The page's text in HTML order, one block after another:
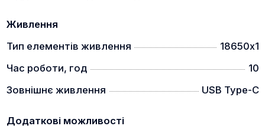
зі змінними акумуляторними батареями 18650
Живлення
Тип елементів живлення
18650х1
Час роботи, год
10
Зовнішнє живлення
USB Type-C
Додаткові можливості